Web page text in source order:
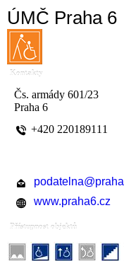
ÚMČ Praha 6
Kontakty
Čs. armády 601/23
Praha 6
+420 220189111
www.praha6.cz
Přístupnost objektů